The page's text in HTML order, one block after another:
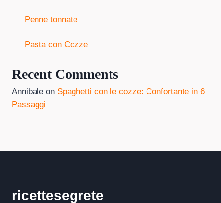
Penne tonnate
Pasta con Cozze
Recent Comments
Annibale on Spaghetti con le cozze: Confortante in 6
Passaggi
ricettesegrete